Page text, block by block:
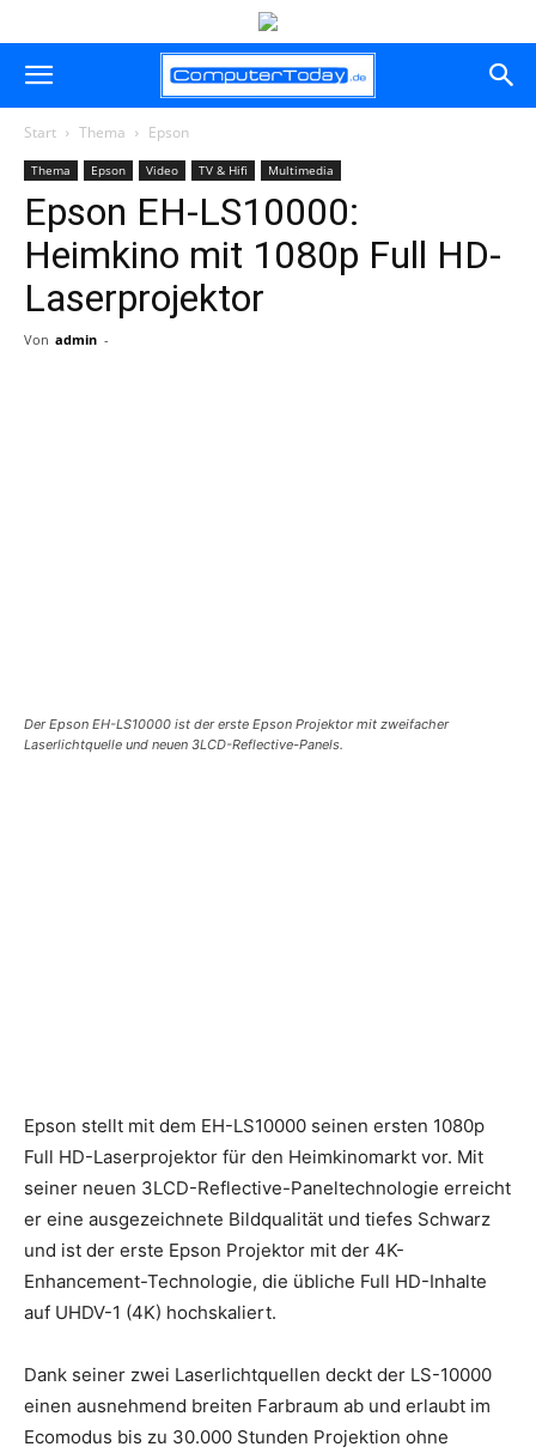
Start Thema Epson
Thema Epson Video TV & Hifi Multimedia
Epson EH-LS10000:
Heimkino mit 1080p Full HD-
Laserprojektor
Von admin -
Der Epson EH-LS10000 ist der erste Epson Projektor mit zweifacher
Laserlichtquelle und neuen 3LCD-Reflective-Panels.
Epson stellt mit dem EH-LS10000 seinen ersten 1080p
Full HD-Laserprojektor für den Heimkinomarkt vor. Mit
seiner neuen 3LCD-Reflective-Paneltechnologie erreicht
er eine ausgezeichnete Bildqualität und tiefes Schwarz
und ist der erste Epson Projektor mit der 4K-
Enhancement-Technologie, die übliche Full HD-Inhalte
auf UHDV-1 (4K) hochskaliert.
Dank seiner zwei Laserlichtquellen deckt der LS-10000
einen ausnehmend breiten Farbraum ab und erlaubt im
Ecomodus bis zu 30.000 Stunden Projektion ohne